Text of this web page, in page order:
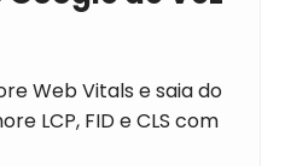
Web Vitals e saia do
LCP, FID e CLS com